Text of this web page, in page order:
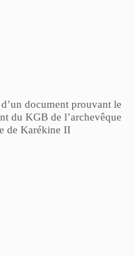
document prouvant le
du KGB de l’archevêque
de Karékine II